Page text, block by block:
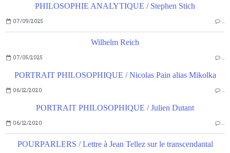
PHILOSOPHIE ANALYTIQUE / Stephen Stich
07/09/2025 …
Wilhelm Reich
07/05/2025 …
PORTRAIT PHILOSOPHIQUE / Nicolas Pain alias Mikolka
06/12/2020 …
PORTRAIT PHILOSOPHIQUE / Julien Dutant
06/12/2020 …
POURPARLERS / Lettre à Jean Tellez sur le transcendantal